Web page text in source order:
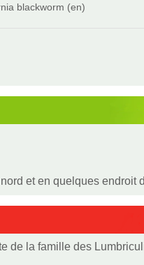
blackworm (en)
et en quelques endroit
de la famille des